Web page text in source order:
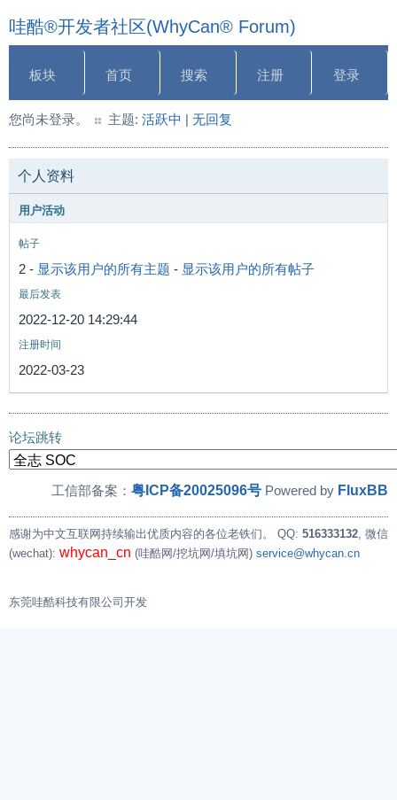
哇酷®开发者社区(WhyCan® Forum)
板块 首页 搜索 注册 登录
您尚未登录。 主题: 活跃中 | 无回复
个人资料
用户活动
帖子
2 - 显示该用户的所有主题 - 显示该用户的所有帖子
最后发表
2022-12-20 14:29:44
注册时间
2022-03-23
论坛跳转
工信部备案： 粤ICP备20025096号 Powered by FluxBB
感谢为中文互联网持续输出优质内容的各位老铁们。 QQ: 516333132, 微信
(wechat): whycan_cn (哇酷网/挖坑网/填坑网) service@whycan.cn
东莞哇酷科技有限公司开发